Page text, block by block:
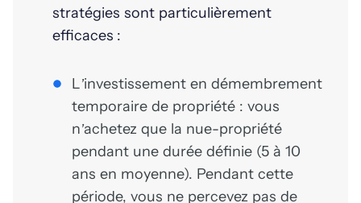
stratégies sont particulièrement
efficaces :
L’investissement en démembrement
temporaire de propriété : vous
n’achetez que la nue-propriété
pendant une durée définie (5 à 10
ans en moyenne). Pendant cette
période, vous ne percevez pas de